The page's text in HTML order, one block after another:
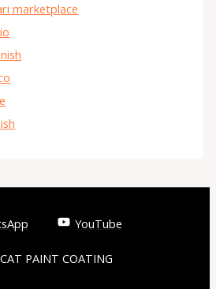
YouTube
PAINT COATING